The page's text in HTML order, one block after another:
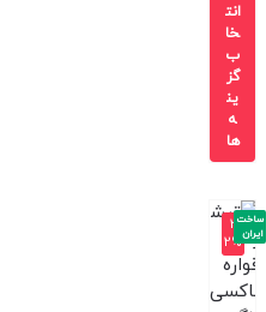
انت
خا
ب
گز
ین
ه
ها
-3
2%
ساخت
ایران